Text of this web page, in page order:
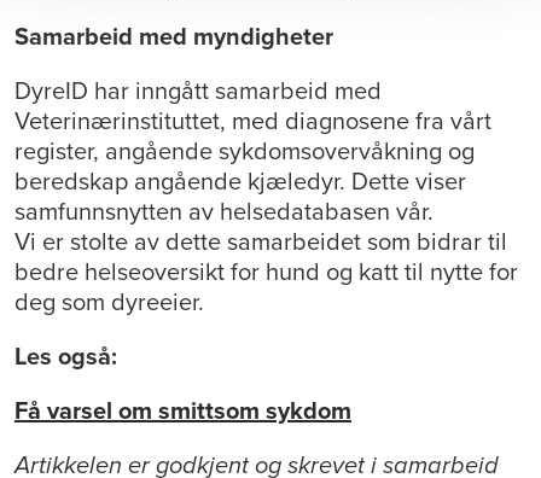
Samarbeid med myndigheter
DyreID har inngått samarbeid med
Veterinærinstituttet, med diagnosene fra vårt
register, angående sykdomsovervåkning og
beredskap angående kjæledyr. Dette viser
samfunnsnytten av helsedatabasen vår.
Vi er stolte av dette samarbeidet som bidrar til
bedre helseoversikt for hund og katt til nytte for
deg som dyreeier.
Les også:
Få varsel om smittsom sykdom
Artikkelen er godkjent og skrevet i samarbeid